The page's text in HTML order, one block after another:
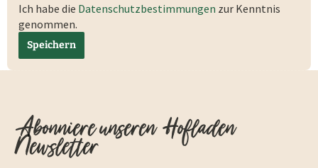
Ich habe die Datenschutzbestimmungen zur Kenntnis
genommen.
Speichern
Abonniere unseren Hofladen
Newsletter